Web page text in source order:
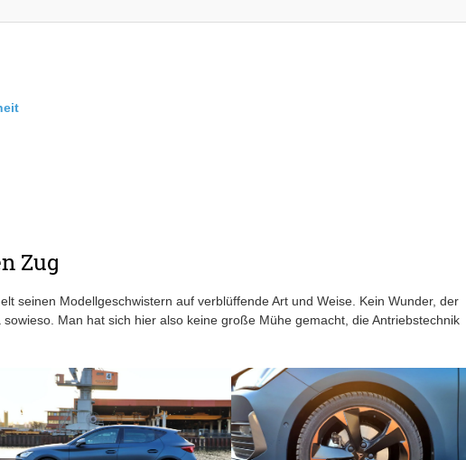
Zug
seinen Modellgeschwistern auf verblüffende Art und Weise. Kein Wunder, der
Man hat sich hier also keine große Mühe gemacht, die Antriebstechnik